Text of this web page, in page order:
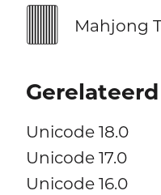
🀫 Mahjong
Gerelateerd
Unicode 18.0
Unicode 17.0
Unicode 16.0